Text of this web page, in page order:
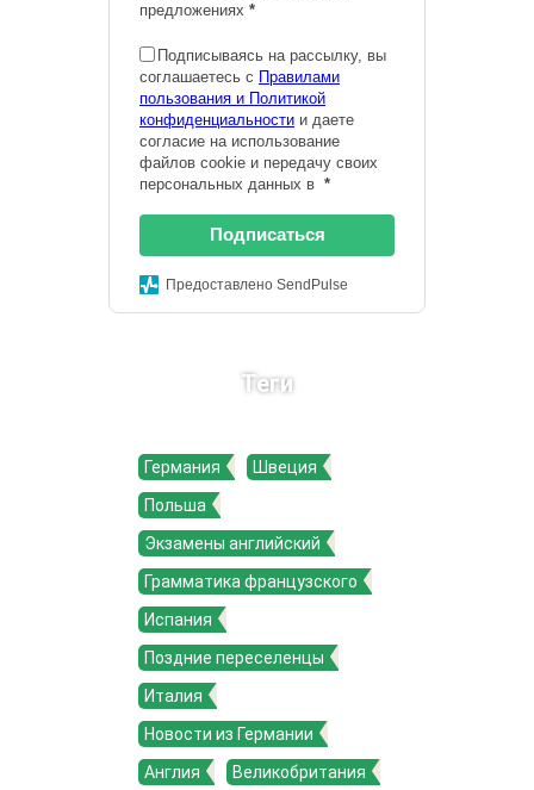
предложениях *
Подписываясь на рассылку, вы
соглашаетесь с Правилами
пользования и Политикой
конфиденциальности и даете
согласие на использование
файлов cookie и передачу своих
персональных данных в *
Подписаться
Предоставлено SendPulse
Теги
Германия
Швеция
Польша
Экзамены английский
Грамматика французского
Испания
Поздние переселенцы
Италия
Новости из Германии
Англия
Великобритания